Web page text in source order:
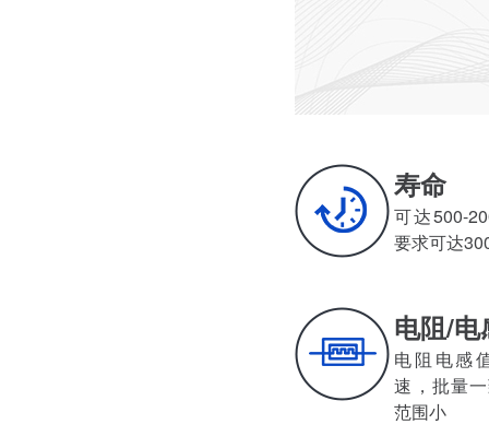
寿命
可达500-
要求可达
电阻/电
电阻电感
速，批量
范围小